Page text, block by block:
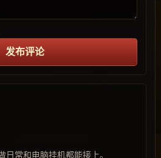
发布评论
日常和电脑挂机都能接上。